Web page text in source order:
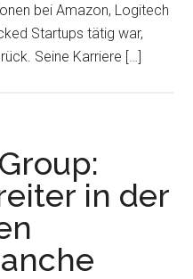
bei Amazon, Logitech
Startups tätig war,
Seine Karriere […]
in der